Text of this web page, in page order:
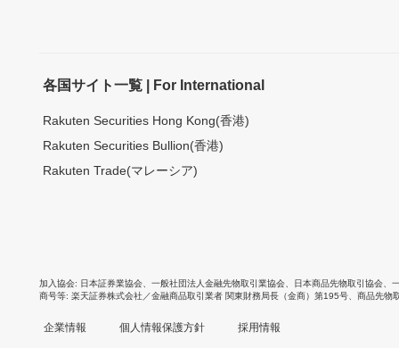
各国サイト一覧 | For International
Rakuten Securities Hong Kong(香港)
Rakuten Securities Bullion(香港)
Rakuten Trade(マレーシア)
加入協会 日本証券業協会 一般社団法人金融先物取引業協会 日本商品先物取引協会
商号等 楽天証券株式会社／金融商品取引業者 関東財務局長（金商）第195号、商品先物
企業情報 個人情報保護方針 採用情報